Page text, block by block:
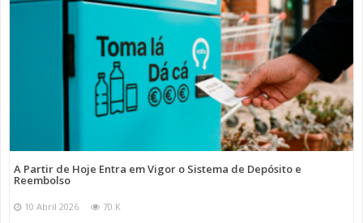
A Partir de Hoje Entra em Vigor o Sistema de Depósito e
Reembolso
10 Abril 2026 70 K